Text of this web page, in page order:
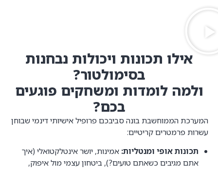
אילו תכונות ויכולות נבחנות
בסימולטור?
ולמה לומדות ומשחקים פוגעים
בכם?
המערכת הממוחשבת בונה סביבכם פרופיל אישיותי דינמי שבוחן
עשרות פרמטרים קריטיים:
תכונות אופי ומנטליות: אמינות, יושר אינטלקטואלי (איך
אתם מגיבים כשאתם טועים?), ביטחון עצמי מול איפוק,